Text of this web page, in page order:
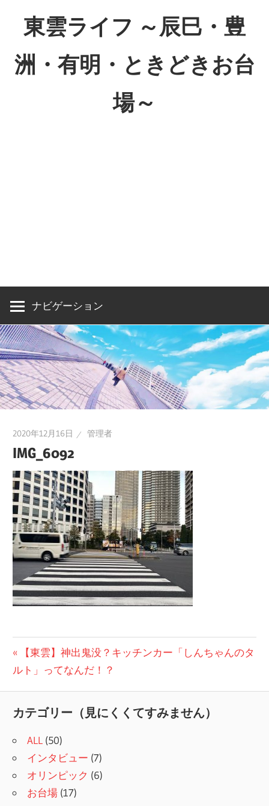
東雲ライフ ～辰巳・豊
洲・有明・ときどきお台
場～
洲・
有
と
き
ど
き
お
～
ナビゲーション
2020年12月16日 管理者
IMG_6092
投
稿
ビ
ゲ
ー
シ
前
の
【東雲】神出鬼没？キッチンカー「しんちゃんのタ
ルト」ってなんだ！？
カテゴリー（見にくくてすみません）
ALL (50)
インタビュー (7)
オリンピック (6)
お台場 (17)